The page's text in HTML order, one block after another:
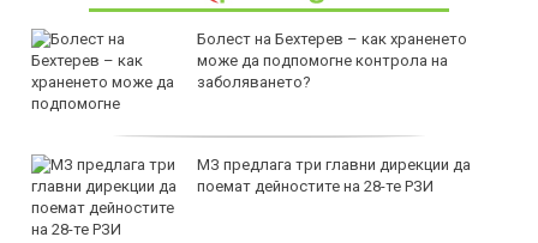
Болест на Бехтерев – как храненето
може да подпомогне контрола на
заболяването?
МЗ предлага три главни дирекции да
поемат дейностите на 28-те РЗИ